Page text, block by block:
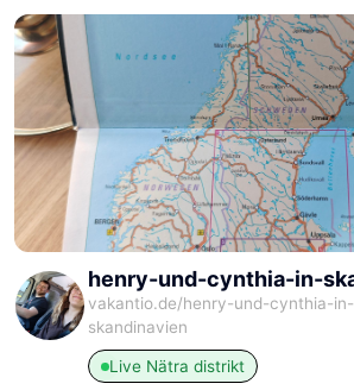
vakantio.de/henry-und-cynthia-in-
skandinavien
Live Nätra distrikt